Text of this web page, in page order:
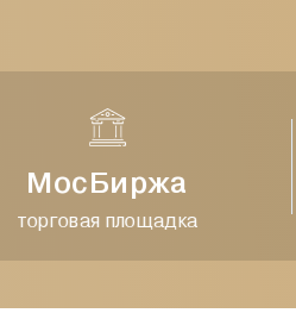
МосБиржа
торговая площадка